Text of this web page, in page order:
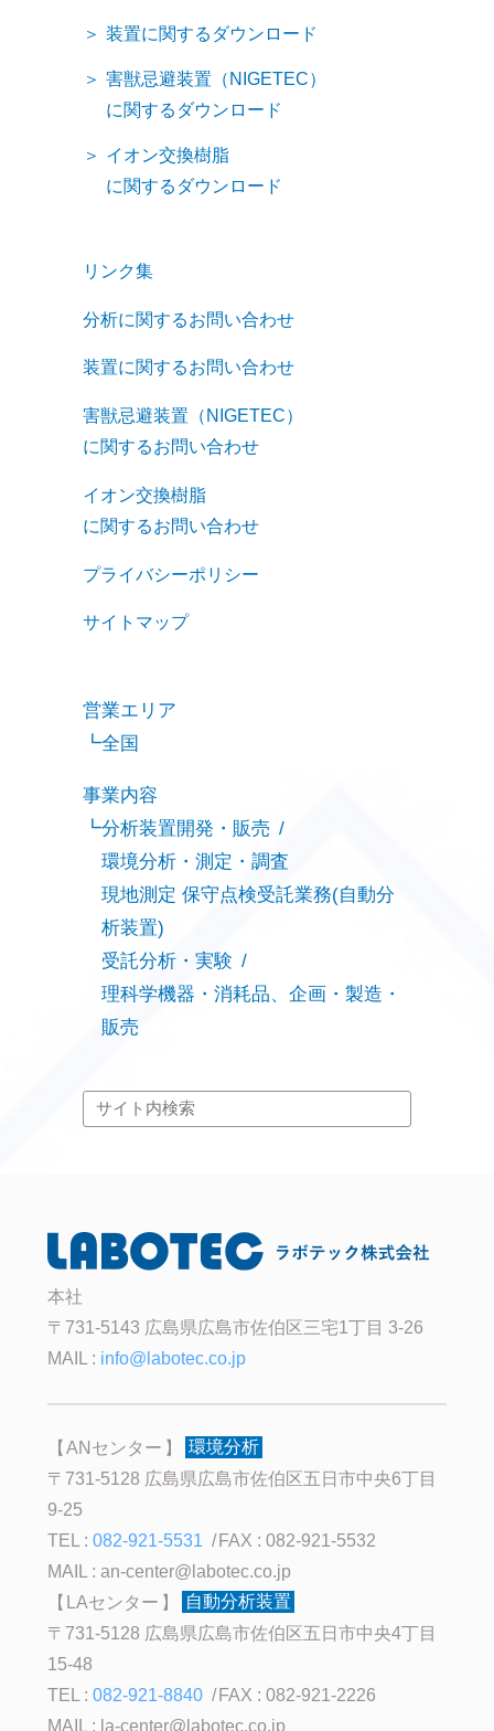
装置に関するダウンロード
害獣忌避装置（NIGETEC）
に関するダウンロード
イオン交換樹脂
に関するダウンロード
リンク集
分析に関するお問い合わせ
装置に関するお問い合わせ
害獣忌避装置（NIGETEC）
に関するお問い合わせ
イオン交換樹脂
に関するお問い合わせ
プライバシーポリシー
サイトマップ
営業エリア
全国
事業内容
分析装置開発・販売
環境分析・測定・調査
現地測定 保守点検受託業務(自動分
析装置)
受託分析・実験
理科学機器・消耗品、企画・製造・
販売
本社
〒731-5143 広島県広島市佐伯区三宅1丁目 3-26
MAIL : info@labotec.co.jp
ANセンター
環境分析
〒731-5128 広島県広島市佐伯区五日市中央6丁目
9-25
TEL :082-921-5531
FAX : 082-921-5532
MAIL :an-center@labotec.co.jp
LAセンター
自動分析装置
〒731-5128 広島県広島市佐伯区五日市中央4丁目
15-48
TEL :082-921-8840
FAX : 082-921-2226
MAIL : la-center@labotec.co.jp